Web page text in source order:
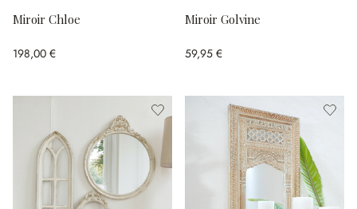
Miroir Chloe
198,00 €
Miroir Golvine
59,95 €